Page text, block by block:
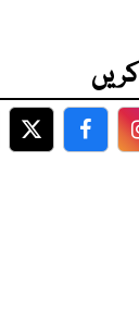
Twitter